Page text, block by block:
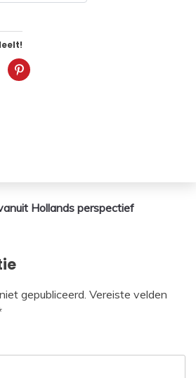
Hollands perspectief
gepubliceerd. Vereiste velden